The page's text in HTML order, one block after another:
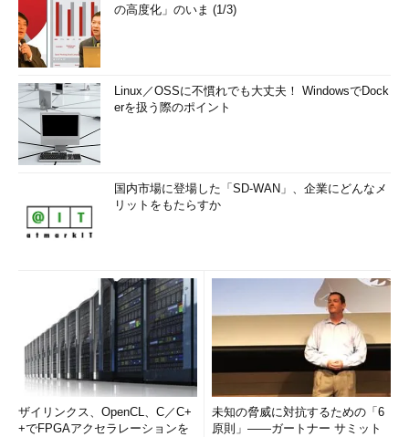
の高度化」のいま (1/3)
Linux／OSSに不慣れでも大丈夫！ WindowsでDock
erを扱う際のポイント
国内市場に登場した「SD-WAN」、企業にどんなメ
リットをもたらすか
ザイリンクス、OpenCL、C／C+
+でFPGAアクセラレーションを
未知の脅威に対抗するための「6
原則」――ガートナー サミット